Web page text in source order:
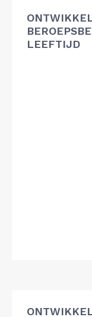
LEEFTIJD